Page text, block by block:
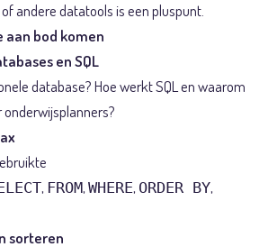
andere datatools is een pluspunt.
aan bod komen
en SQL
database? Hoe werkt SQL en waarom
, FROM,WHERE, ORDER BY,
sorteren